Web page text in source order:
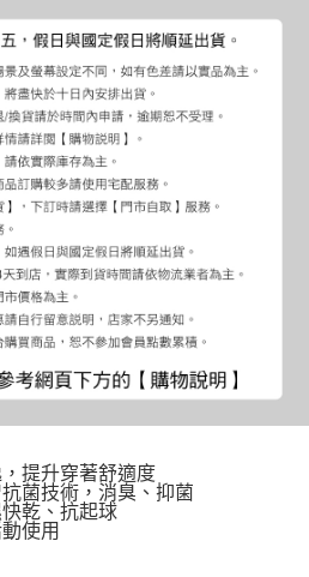
提升穿著舒適度
菌技術，消臭、抑菌
乾、抗起球
使用